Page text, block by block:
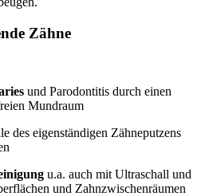
Zähne
und Parodontitis durch einen
Mundraum
des eigenständigen Zähneputzens
u.a. auch mit Ultraschall und
und Zahnzwischenräumen